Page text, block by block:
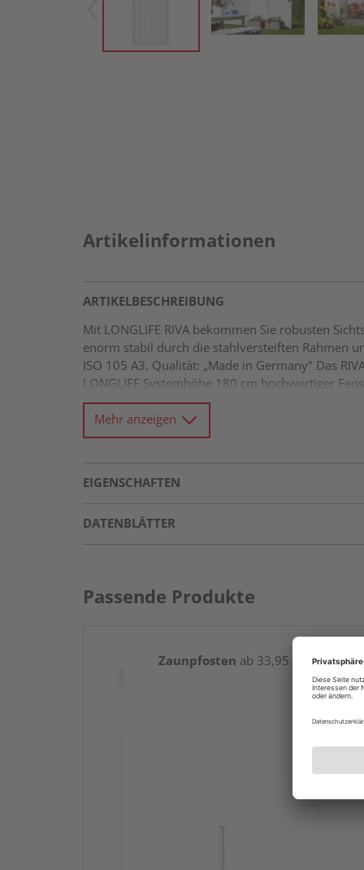
Artikelinformationen
ARTIKELBESCHREIBUNG
Mit LONGLIFE RIVA bekommen Sie robusten
enorm stabil durch die stahlversteiften Rahmen
ISO 105 A3. Qualität: „Made in Germany" Das
LONGLIFE Systemhöhe 180 cm hochwertiger
Mehr anzeigen
EIGENSCHAFTEN
DATENBLÄTTER
Passende Produkte
Zaunpfosten ab 33,95 € / Stk.